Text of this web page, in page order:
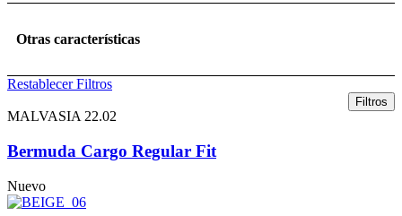
Otras características
Restablecer Filtros
Filtros
MALVASIA 22.02
Bermuda Cargo Regular Fit
Nuevo